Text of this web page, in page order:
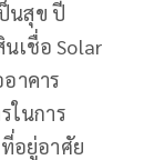
นสุข ปี
เชื่อ Solar
าคาร
ในการ
อยู่อาศัย